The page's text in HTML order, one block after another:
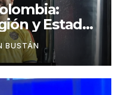
y Estados
Abelardo
su victoria
BUSTÁN